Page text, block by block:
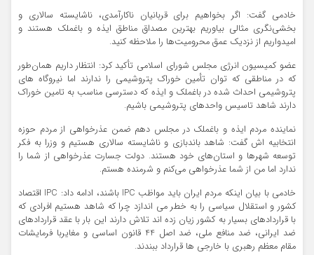
خادمی گفت: اگر بخواهیم برای قربانیان ناکارآمدی، ناشایسته سالاری و
بخشی‌نگری مثالی بیاوریم بهترین مصداق مناطق ایذه و باغملک هستند و
امیدواریم از نزدیک عمق محرومیت‌ها را ملاحظه کنید.
عضو کمیسیون انرژی مجلس شورای اسلامی تأکید کرد: انتظار داریم همان‌طور
که در مناطقی که توان تأمین خوراک پتروشیمی را ندارند اما نیروگاه های
پتروشیمی احداث شده در باغملک و ایذه که دسترسی مناسب به تامین خوراک
دارند شاهد تاسیس واحدهای پتروشیمی باشیم.
نماینده مردم ایذه و باغملک در مجلس دهم ضمن عذرخواهی از مردم حوزه
انتخابیه اش گفت: شاهد باندبازی و ناشایسته سالاری هستیم و وزرا به فکر
توسعه شهرها و استان‌های خود هستند. دولت جسارت عذرخواهی از شما را
ندارد اما من از شما عذرخواهی می‌کنم و شرمنده هستم.
خادمی با بیان اینکه مردم ایران باید مواظب IPC باشند، ادامه داد: IPC اقتصاد
کشور و استقلال سیاسی را به خطر می اندازد چرا که شاهد هستیم افرادی که
با قراردادهای بسیار به کشور زیان زده اند تلاش دارند این بار با عقد قراردادهای
ضد ایرانی، ضد منافع ملی، ضد اصل 44 قانون اساسی و مغایربا فرمایشات
مقام معظم رهبری با خارجی ها قرارداد ببندند.